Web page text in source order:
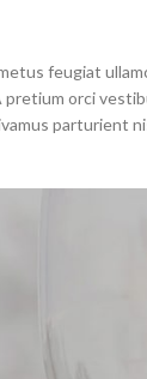
feugiat
orci
parturient